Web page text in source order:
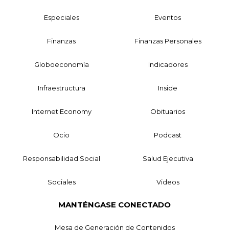
Especiales Eventos
Finanzas Finanzas Personales
Globoeconomía Indicadores
Infraestructura Inside
Internet Economy Obituarios
Ocio Podcast
Responsabilidad Social Salud Ejecutiva
Sociales Videos
MANTÉNGASE CONECTADO
Mesa de Generación de Contenidos